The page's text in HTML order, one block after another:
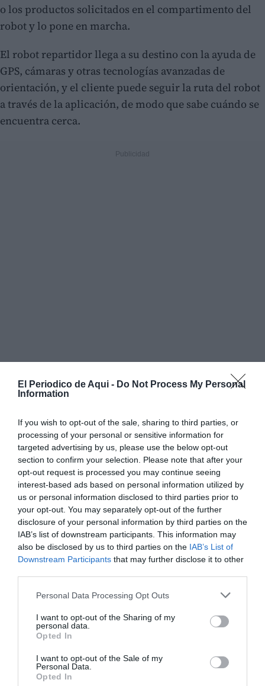
El Periodico de Aqui - Do Not Process My Personal
Information
If you wish to opt-out of the sale, sharing to third parties, or
processing of your personal or sensitive information for
targeted advertising by us, please use the below opt-out
section to confirm your selection. Please note that after your
opt-out request is processed you may continue seeing
interest-based ads based on personal information utilized by
us or personal information disclosed to third parties prior to
your opt-out. You may separately opt-out of the further
disclosure of your personal information by third parties on the
IAB’s list of downstream participants. This information may
also be disclosed by us to third parties on the IAB’s List of
Downstream Participants that may further disclose it to other
Personal Data Processing Opt Outs
I want to opt-out of the Sharing of my
personal data.
Opted In
I want to opt-out of the Sale of my
Personal Data.
Opted In
o los productos solicitados en el compartimento del
robot y lo pone en marcha.
El robot repartidor llega a su destino con la ayuda de
GPS, cámaras y otras tecnologías avanzadas de
orientación, y el cliente puede seguir la ruta del robot
a través de la aplicación, de modo que sabe cuándo se
encuentra cerca.
Cuando llega el robot repartidor, el cliente puede
abrir el compartimento donde se encuentran la
comida o los productos solicitados mediante un
código. Estas tecnologías avanzadas se utilizan hoy en
medicina, la educación y también en la página web de
Lemon Casino, donde hay una oferta de befizetés
nélküli bónusz.
Es habitual que, en el caso de este tipo de robots, el
cliente pueda ponerse en contacto con los empleados